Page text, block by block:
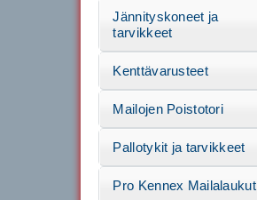
Jännityskoneet ja
tarvikkeet
Kenttävarusteet
Mailojen Poistotori
Pallotykit ja tarvikkeet
Pro Kennex Mailalaukut